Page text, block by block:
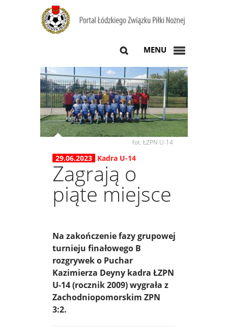
MENU
fot. ŁZPN U-14
29.06.2023 Kadra U-14
Zagrają o
piąte miejsce
Na zakończenie fazy grupowej
turnieju finałowego B
rozgrywek o Puchar
Kazimierza Deyny kadra ŁZPN
U-14 (rocznik 2009) wygrała z
Zachodniopomorskim ZPN
3:2.